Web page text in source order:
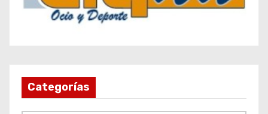
Categorías